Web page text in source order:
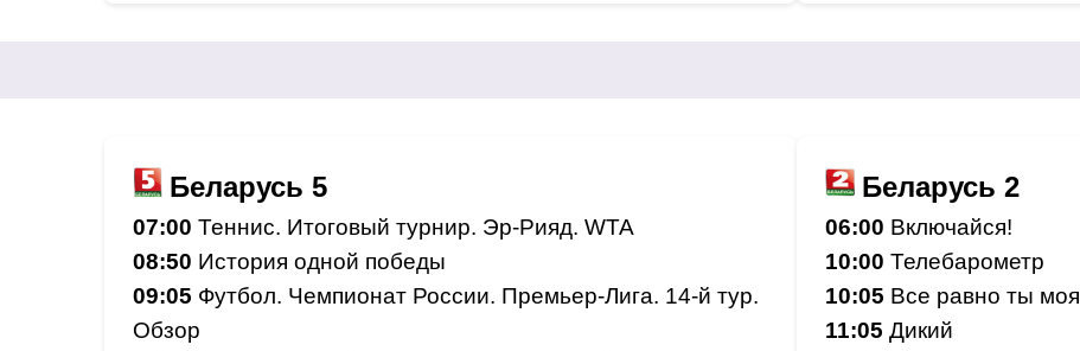
Беларусь 5
07:00 Теннис. Итоговый турнир. Эр-Рияд. WTA
08:50 История одной победы
09:05 Футбол. Чемпионат России. Премьер-Лига. 14-й тур.
Обзор
Беларусь 2
06:00 Включайся!
10:00 Телебарометр
10:05 Все равно ты моя
11:05 Дикий